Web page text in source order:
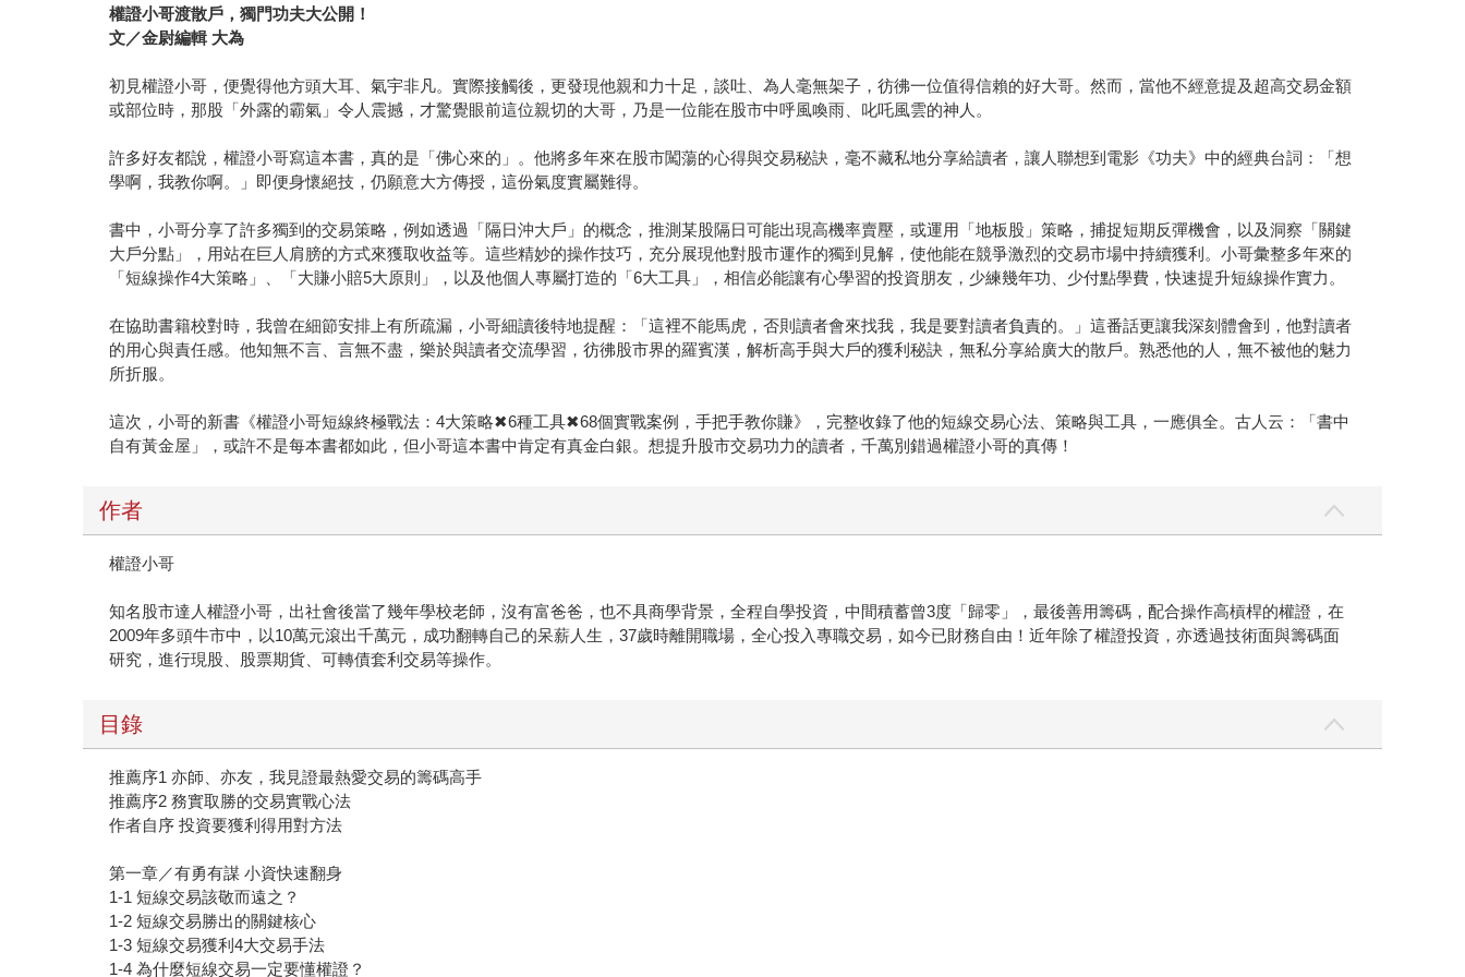
權證小哥渡散戶，獨門功夫大公開！
文／金尉編輯 大為
初見權證小哥，便覺得他方頭大耳、氣宇非凡。實際接觸後，更發現他親和力十足，談吐、為人毫無架子，彷彿一位值得信賴的好大哥。然而，當他不經意提及超高交易金額
或部位時，那股「外露的霸氣」令人震撼，才驚覺眼前這位親切的大哥，乃是一位能在股市中呼風喚雨、叱吒風雲的神人。
許多好友都說，權證小哥寫這本書，真的是「佛心來的」。他將多年來在股市闖蕩的心得與交易秘訣，毫不藏私地分享給讀者，讓人聯想到電影《功夫》中的經典台詞：「想
學啊，我教你啊。」即便身懷絕技，仍願意大方傳授，這份氣度實屬難得。
書中，小哥分享了許多獨到的交易策略，例如透過「隔日沖大戶」的概念，推測某股隔日可能出現高機率賣壓，或運用「地板股」策略，捕捉短期反彈機會，以及洞察「關鍵
大戶分點」，用站在巨人肩膀的方式來獲取收益等。這些精妙的操作技巧，充分展現他對股市運作的獨到見解，使他能在競爭激烈的交易市場中持續獲利。小哥彙整多年來的
「短線操作4大策略」、「大賺小賠5大原則」，以及他個人專屬打造的「6大工具」，相信必能讓有心學習的投資朋友，少練幾年功、少付點學費，快速提升短線操作實力。
在協助書籍校對時，我曾在細節安排上有所疏漏，小哥細讀後特地提醒：「這裡不能馬虎，否則讀者會來找我，我是要對讀者負責的。」這番話更讓我深刻體會到，他對讀者
的用心與責任感。他知無不言、言無不盡，樂於與讀者交流學習，彷彿股市界的羅賓漢，解析高手與大戶的獲利秘訣，無私分享給廣大的散戶。熟悉他的人，無不被他的魅力
所折服。
這次，小哥的新書《權證小哥短線終極戰法：4大策略✖6種工具✖68個實戰案例，手把手教你賺》，完整收錄了他的短線交易心法、策略與工具，一應俱全。古人云：「書中
自有黃金屋」，或許不是每本書都如此，但小哥這本書中肯定有真金白銀。想提升股市交易功力的讀者，千萬別錯過權證小哥的真傳！
作者
權證小哥
知名股市達人權證小哥，出社會後當了幾年學校老師，沒有富爸爸，也不具商學背景，全程自學投資，中間積蓄曾3度「歸零」，最後善用籌碼，配合操作高槓桿的權證，在
2009年多頭牛市中，以10萬元滾出千萬元，成功翻轉自己的呆薪人生，37歲時離開職場，全心投入專職交易，如今已財務自由！近年除了權證投資，亦透過技術面與籌碼面
研究，進行現股、股票期貨、可轉債套利交易等操作。
目錄
推薦序1 亦師、亦友，我見證最熱愛交易的籌碼高手
推薦序2 務實取勝的交易實戰心法
作者自序 投資要獲利得用對方法
第一章／有勇有謀 小資快速翻身
1-1 短線交易該敬而遠之？
1-2 短線交易勝出的關鍵核心
1-3 短線交易獲利4大交易手法
1-4 為什麼短線交易一定要懂權證？